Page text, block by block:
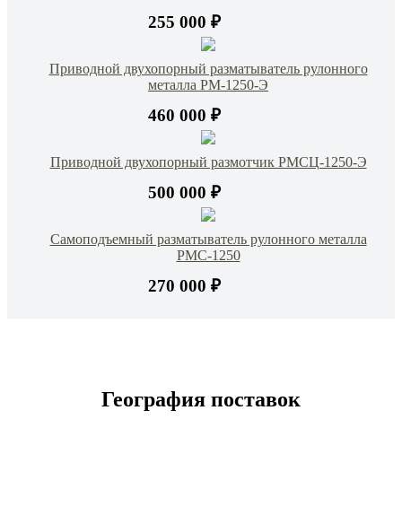
255 000 ₽
Приводной двухопорный разматыватель рулонного
металла РМ-1250-Э
460 000 ₽
Приводной двухопорный размотчик РМСЦ-1250-Э
500 000 ₽
Самоподъемный разматыватель рулонного металла
РМС-1250
270 000 ₽
География поставок